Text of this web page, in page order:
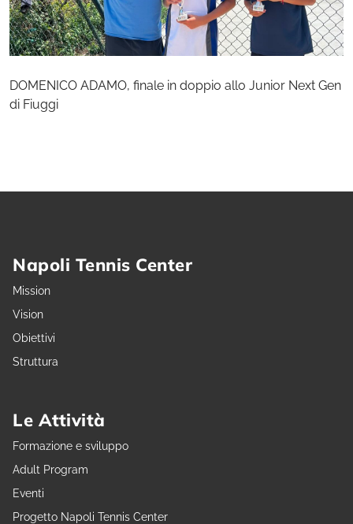
DOMENICO ADAMO, finale in doppio allo Junior Next Gen
di Fiuggi
Napoli Tennis Center
Mission
Vision
Obiettivi
Struttura
Le Attività
Formazione e sviluppo
Adult Program
Eventi
Progetto Napoli Tennis Center